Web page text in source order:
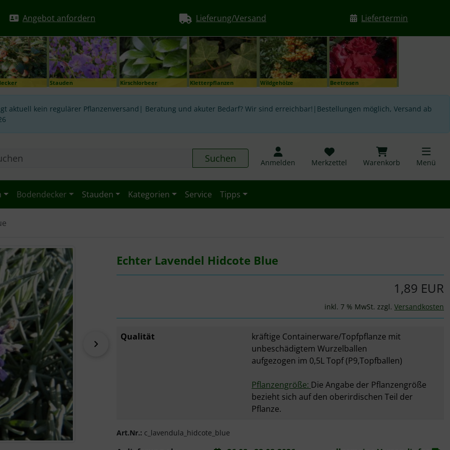
Angebot anfordern Lieferung/Versand Liefertermin
Stauden Kirschlorbeer Kletterpflanzen Wildgehölze Beetrosen
aktuell kein regulärer Pflanzenversand| Beratung und akuter Bedarf? Wir sind erreichbar!|Bestellungen möglich, Versand ab
Suchen Anmelden Merkzettel Warenkorb Menü
Bodendecker Stauden Kategorien Service Tipps
Echter Lavendel Hidcote Blue
1,89 EUR
inkl. 7 % MwSt. zzgl. Versandkosten
Qualität
kräftige Containerware/Topfpflanze mit
unbeschädigtem Wurzelballen
aufgezogen im 0,5L Topf (P9,Topfballen)
Pflanzengröße: Die Angabe der Pflanzengröße
bezieht sich auf den oberirdischen Teil der
Pflanze.
Art.Nr.: c_lavendula_hidcote_blue
" und "Vor-Button" nutzen, um zwischen den Bildern zu navigieren. Zum Vergrößern klicken Sie auf das Bild.